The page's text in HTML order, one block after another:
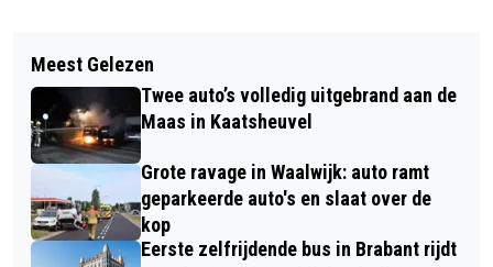
VAATCHIRURGIE VERHUIST IN 2027
ALS EERSTE NAAR
NIEUWBOUWKLINIEK ETZ
DIERENASIEL WAALWIJK ZOEKT EEN
MANDJE VOOR SPEELSE KITTEN
FREEK
Meest Gelezen
Twee auto’s volledig uitgebrand aan de
Maas in Kaatsheuvel
Grote ravage in Waalwijk: auto ramt
geparkeerde auto's en slaat over de
kop
Eerste zelfrijdende bus in Brabant rijdt